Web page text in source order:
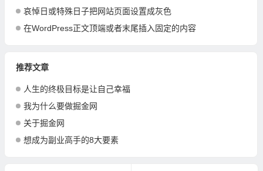
哀悼日或特殊日子把网站页面设置成灰色
在WordPress正文顶端或者末尾插入固定的内容
推荐文章
人生的终极目标是让自己幸福
我为什么要做掘金网
关于掘金网
想成为副业高手的8大要素